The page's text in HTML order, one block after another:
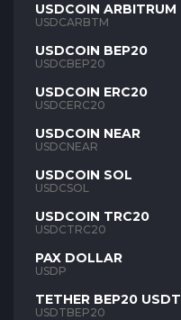
USDCOIN ARBITRUM
USDCARBTM
USDCOIN BEP20
USDCBEP20
USDCOIN ERC20
USDCERC20
USDCOIN NEAR
USDCNEAR
USDCOIN SOL
USDCSOL
USDCOIN TRC20
USDCTRC20
PAX DOLLAR
USDP
TETHER BEP20 USDT
USDTBEP20